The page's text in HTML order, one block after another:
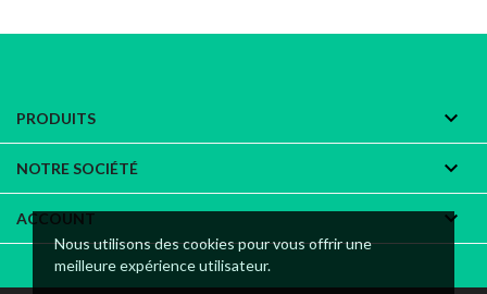
Nous utilisons des cookies pour vous offrir une
meilleure expérience utilisateur.
PRODUITS 
NOTRE SOCIÉTÉ 
ACCOUNT 